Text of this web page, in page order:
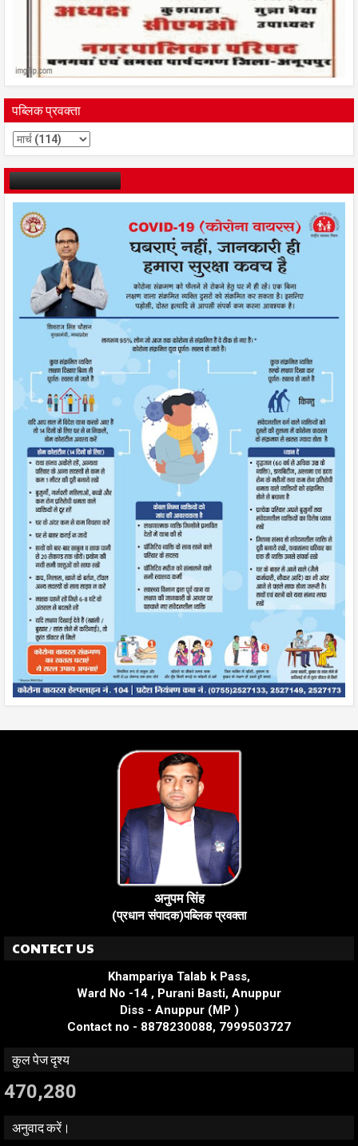
पब्लिक प्रवक्ता
अनुपम सिंह
(प्रधान संपादक)पब्लिक प्रवक्ता
CONTECT US
Khampariya Talab k Pass,
Ward No -14 , Purani Basti, Anuppur
Diss - Anuppur (MP )
Contact no - 8878230088, 7999503727
कुल पेज दृश्य
470,280
अनुवाद करें।